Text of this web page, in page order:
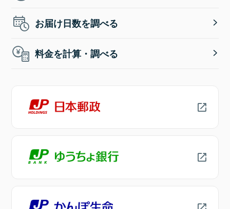
お届け日数を調べる
料金を計算・調べる